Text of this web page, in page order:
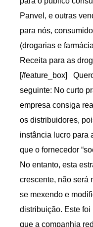
Panvel, e outras
para nós,
(drogarias e
Receita para as
[/feature_box]
seguinte: No curto
empresa consiga
os distribuidores,
instância lucro para
que o fornecedor
No entanto, esta
crescente, não será
se mexendo e
distribuição. Este foi
que a companhia